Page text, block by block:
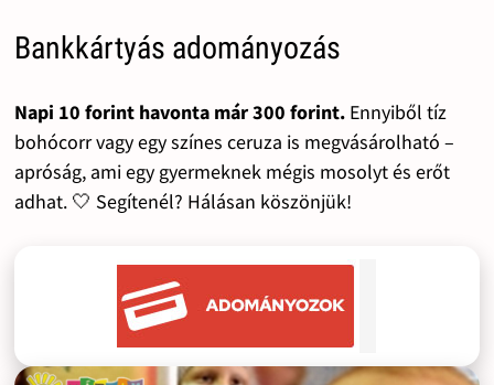
Bankkártyás adományozás
Napi 10 forint havonta már 300 forint.Ennyiből tíz
bohócorr vagy egy színes ceruza is megvásárolható –
apróság, ami egy gyermeknek mégis mosolyt és erőt
adhat. 🤍 Segítenél? Hálásan köszönjük!